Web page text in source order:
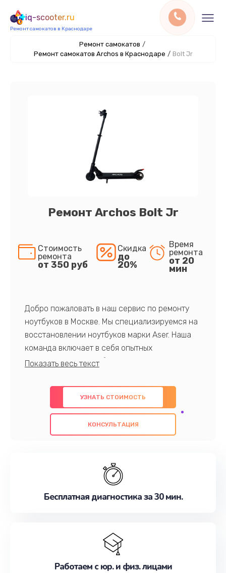
iq-scooter.ru
Ремонт самокатов в Краснодаре
Ремонт самокатов /
Ремонт самокатов Archos в Краснодаре / Bolt Jr
Ремонт Archos Bolt Jr
Стоимость
ремонта
от 350 руб
Скидка
до
20%
Время
ремонта
от 20
мин
Добро пожаловать в наш сервис по ремонту
ноутбуков в Москве. Мы специализируемся на
восстановлении ноутбуков марки Aser. Наша
команда включает в себя опытных
профессионалов с обширными знаниями и
предлагаем быстрый и качественный ремонт с
использованием оригинальных компонентов, а
также гарантируем качество всех
проведенных работ. Наша цель - предоставить
наилучшим образом. Не медлите записаться на
УЗНАТЬ СТОИМОСТЬ
КОНСУЛЬТАЦИЯ
Бесплатная диагностика за 30 мин.
Работаем с юр. и физ. лицами